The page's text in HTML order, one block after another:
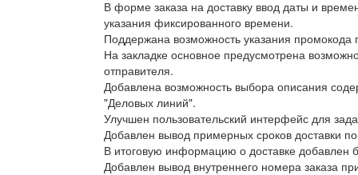
В форме заказа на доставку ввод даты и
указания фиксированного времени.
Поддержана возможность указания
На закладке основное предусмотрена
отправителя.
Добавлена возможность выбора описания
"Деловых линий".
Улучшен пользовательский интерфейс для
Добавлен вывод примерных сроков доставки
В итоговую информацию о доставке добавлен
Добавлен вывод внутреннего номера заказа